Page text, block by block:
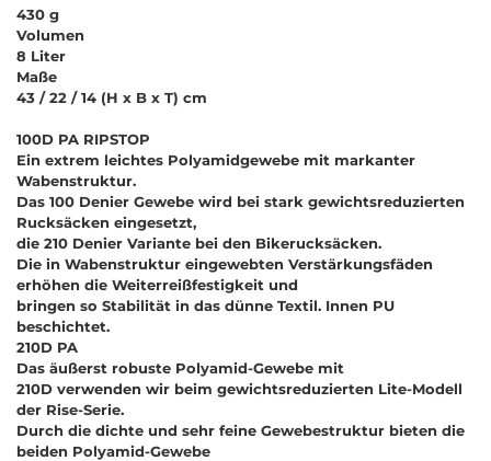
430 g
Volumen
8 Liter
Maße
43 / 22 / 14 (H x B x T) cm
100D PA RIPSTOP
Ein extrem leichtes Polyamidgewebe mit markanter
Wabenstruktur.
Das 100 Denier Gewebe wird bei stark gewichtsreduzierten
Rucksäcken eingesetzt,
die 210 Denier Variante bei den Bikerucksäcken.
Die in Wabenstruktur eingewebten Verstärkungsfäden
erhöhen die Weiterreißfestigkeit und
bringen so Stabilität in das dünne Textil. Innen PU
beschichtet.
210D PA
Das äußerst robuste Polyamid-Gewebe mit
210D verwenden wir beim gewichtsreduzierten Lite-Modell
der Rise-Serie.
Durch die dichte und sehr feine Gewebestruktur bieten die
beiden Polyamid-Gewebe